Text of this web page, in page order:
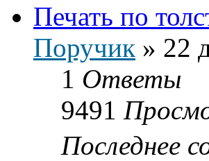
Печать по
Поручик » 22
1 Ответы
9491
Последнее